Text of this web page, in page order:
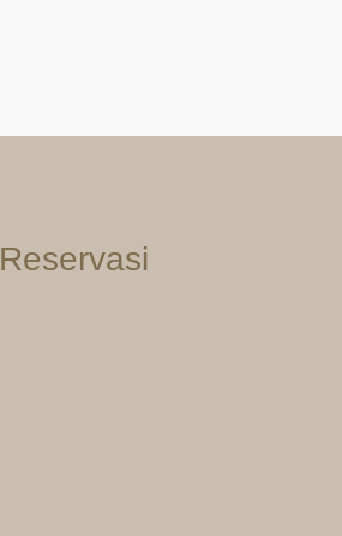
Reservasi